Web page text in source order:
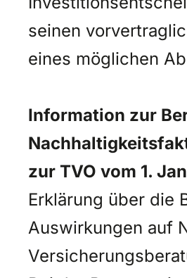
seinen
eines möglichen
Information zur
zur TVO vom 1.
Erklärung über die
Auswirkungen auf